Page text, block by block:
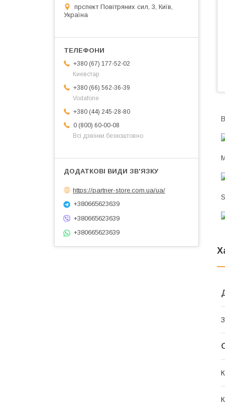
прспект Повітряних сил, 3, Київ,
Україна
+380 (67) 177-52-02
Киевстар
+380 (66) 562-36-39
Vodafone
+380 (44) 245-28-80
0 (800) 60-00-08
Всі дзвінки безкоштовно
https://partner-store.com.ua/ua/
+380665623639
+380665623639
+380665623639